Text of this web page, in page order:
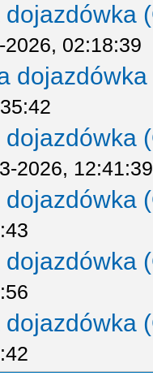
2026, 02:18:39
2026, 12:41:39